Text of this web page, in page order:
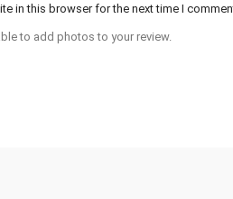
in this browser for the next time I
to add photos to your review.